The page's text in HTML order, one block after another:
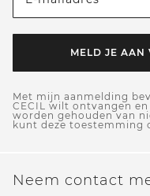
MELD JE AAN
Met mijn aanmelding
CECIL wilt ontvangen
worden gehouden van
kunt deze toestemming
Neem contact